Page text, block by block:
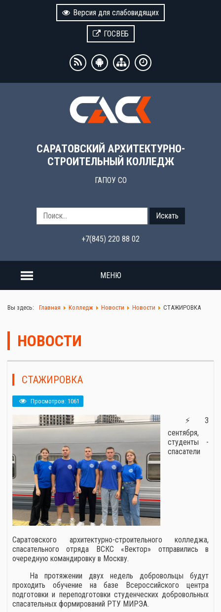
Версия для слабовидящих
ГОСВЕБ
САРАТОВСКИЙ АРХИТЕКТУРНО-
СТРОИТЕЛЬНЫЙ КОЛЛЕДЖ
ГАПОУ СО
Искать
+7(845) 220 88 02
МЕНЮ
Вы здесь: Главная Колледж Новости Новости СТАЖИРОВКА
НОВОСТИ
СТАЖИРОВКА
Просмотров: 1061
⚡3
сентября,
студенты -
спасатели
Саратовского архитектурно-строительного колледжа,
спасательного отряда ВСКС «Вектор» отправились в
очередную командировку в Москву.
На протяжении двух недель добровольцы будут
проходить обучение на базе Всероссийского центра
подготовки и переподготовки студенческих добровольных
спасательных формирований РТУ МИРЭА.